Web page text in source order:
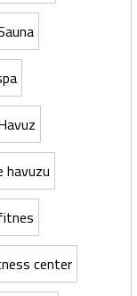
havuzu
center